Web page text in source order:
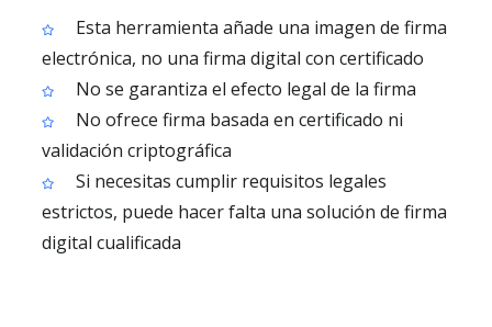
Esta herramienta añade una imagen de firma
electrónica, no una firma digital con certificado
No se garantiza el efecto legal de la firma
No ofrece firma basada en certificado ni
validación criptográfica
Si necesitas cumplir requisitos legales
estrictos, puede hacer falta una solución de firma
digital cualificada